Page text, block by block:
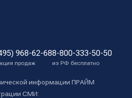
968-62-68
продаж
8-800-333-50-50
из РФ бесплатно
информации ПРАЙМ
СМИ: